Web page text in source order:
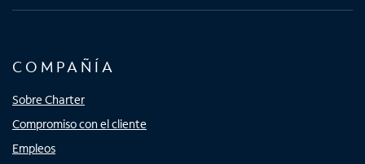
COMPAÑÍA
Sobre Charter
Compromiso con el cliente
Empleos